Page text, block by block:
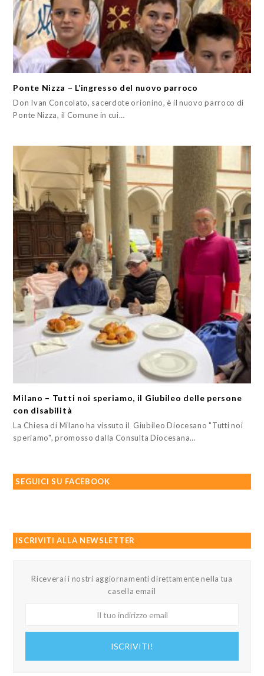
Ponte Nizza – L’ingresso del nuovo parroco
Don Ivan Concolato, sacerdote orionino, è il nuovo parroco di
Ponte Nizza, il Comune in cui…
Milano – Tutti noi speriamo, il Giubileo delle persone
con disabilità
La Chiesa di Milano ha vissuto il Giubileo Diocesano "Tutti noi
speriamo", promosso dalla Consulta Diocesana…
SEGUICI SU FACEBOOK
ISCRIVITI ALLA NEWSLETTER
Riceverai i nostri aggiornamenti direttamente nella tua
casella email
ISCRIVITI!